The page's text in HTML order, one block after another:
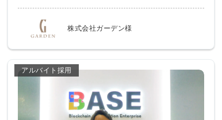
株式会社ガーデン様
アルバイト採用